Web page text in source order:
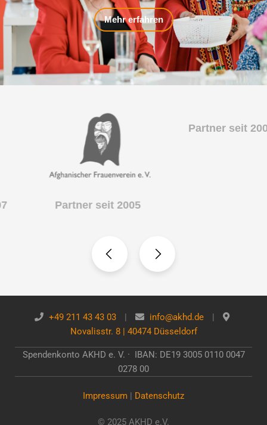
Mehr erfahren
Partner seit 2005
+49 211 43 43 03 | info@akhd.de
|
Novalisstr. 8 | 40474 Düsseldorf
Spendenkonto AKHD e. V. · IBAN: DE19 3005 0110 0047
0278 00
Impressum | Datenschutz
© 2025 AKHD e.V.